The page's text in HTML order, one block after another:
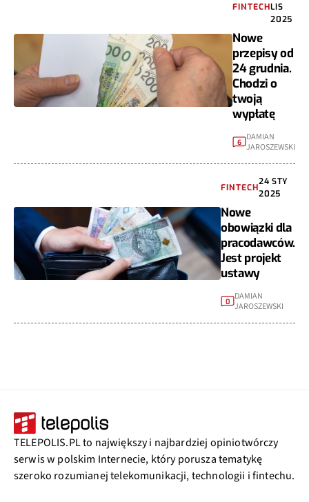
FINTECHLIS
2025
Nowe
przepisy od
24 grudnia.
Chodzi o
twoją
wypłatę
6
DAMIAN
JAROSZEWSKI
FINTECH
24 STY
2025
Nowe
obowiązki dla
pracodawców.
Jest projekt
ustawy
0
DAMIAN
JAROSZEWSKI
TELEPOLIS.PL to największy i najbardziej opiniotwórczy
serwis w polskim Internecie, który porusza tematykę
szeroko rozumianej telekomunikacji, technologii i fintechu.